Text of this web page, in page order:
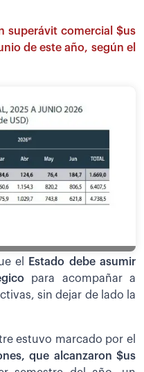
superávit comercial $us
de este año, según el
el
Estado debe asumir
para acompañar a
sin dejar de lado la
estuvo marcado por el
que alcanzaron $us